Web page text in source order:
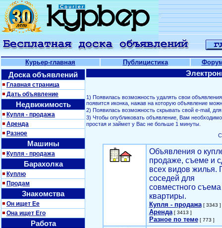
Курьер-главная Публицистика
Доска объявлений
Главная страница
Дать объявление
Недвижимость
Купля - продажа
Аренда
Разное
Машины
Купля - продажа
Барахолка
Куплю
Продам
Знакомства
Он ищет Ее
Она ищет Его
Работа
1) Появилась возможность удалять свои
появится иконка, нажав на которую объявление
2) Появилась возможность скрывать свой е-mail,
3) Чтобы опубликовать объявление, Вам
простая и займет у Вас не больше 1 минуты.
Объявления о
продаже, съеме и
всех видов жилья.
соседей для
совместного съема
квартиры.
Купля - продажа[ 3343 ]
Аренда[ 3413 ]
Разное по теме[ 773 ]